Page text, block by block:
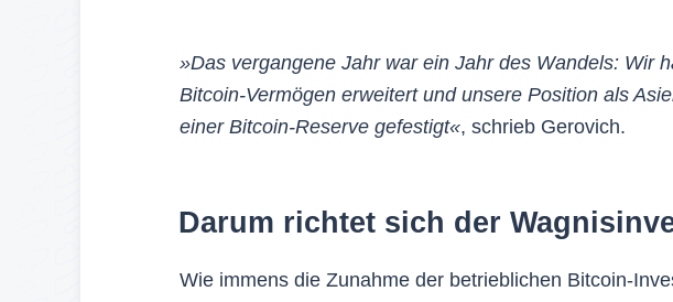
»Das vergangene Jahr war ein Jahr des Wandels: Wir
Bitcoin-Vermögen erweitert und unsere Position als
einer Bitcoin-Reserve gefestigt«, schrieb Gerovich.
Darum richtet sich der
Wie immens die Zunahme der betrieblichen Bitcoin-